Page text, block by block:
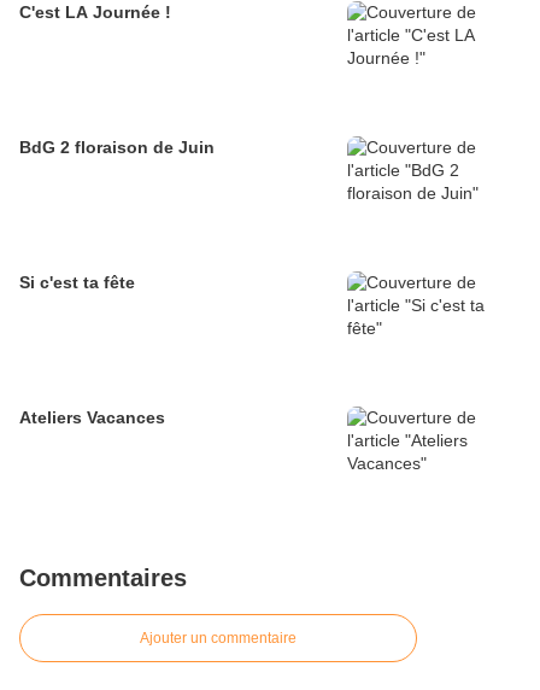
C'est LA Journée !
BdG 2 floraison de Juin
Si c'est ta fête
Ateliers Vacances
Commentaires
Ajouter un commentaire